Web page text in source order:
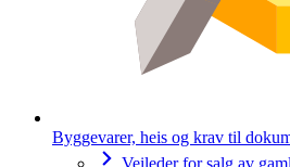
Byggevarer, heis og krav til
Veileder for salg av